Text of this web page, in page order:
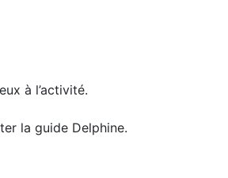
à l’activité.
la guide Delphine.